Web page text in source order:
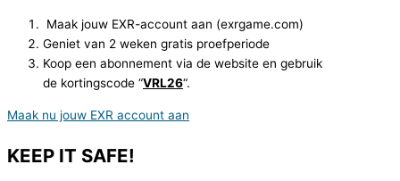
Maak jouw EXR-account aan (exrgame.com)
Geniet van 2 weken gratis proefperiode
Koop een abonnement via de website en gebruik
de kortingscode “VRL26“.
Maak nu jouw EXR account aan
KEEP IT SAFE!